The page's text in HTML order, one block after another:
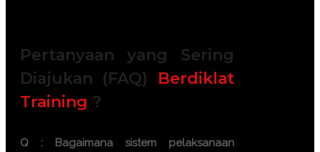
Pertanyaan yang Sering
Diajukan (FAQ) Berdiklat
Training ?
Q : Bagaimana sistem pelaksanaan